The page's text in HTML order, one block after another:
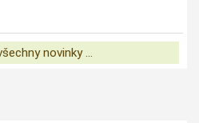
novinky ...